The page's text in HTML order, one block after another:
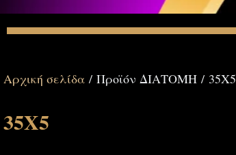
Αρχική σελίδα / Προϊόν ΔΙΑΤΟΜΗ / 35Χ5
35Χ5